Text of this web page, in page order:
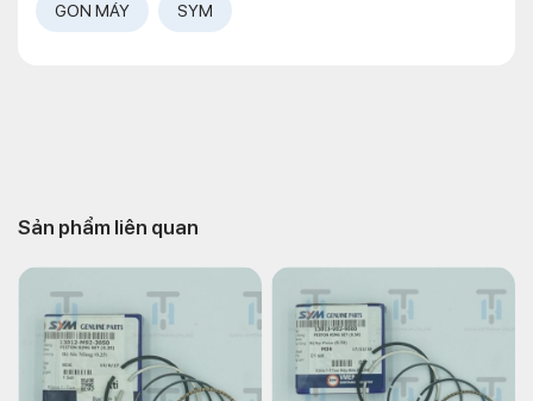
GON MÁY SYM
Sản phẩm liên quan